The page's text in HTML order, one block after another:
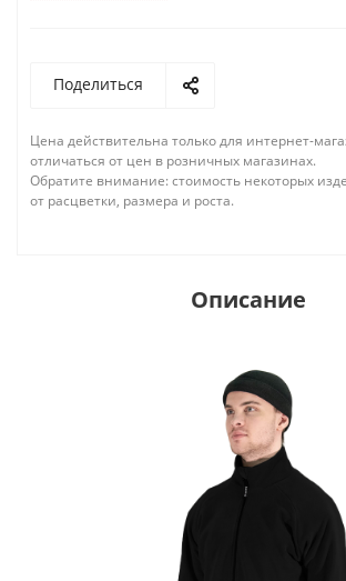
Поделиться
Цена действительна только для интернет-
отличаться от цен в розничных магазинах.
Обратите внимание: стоимость некоторых
от расцветки, размера и роста.
Описание